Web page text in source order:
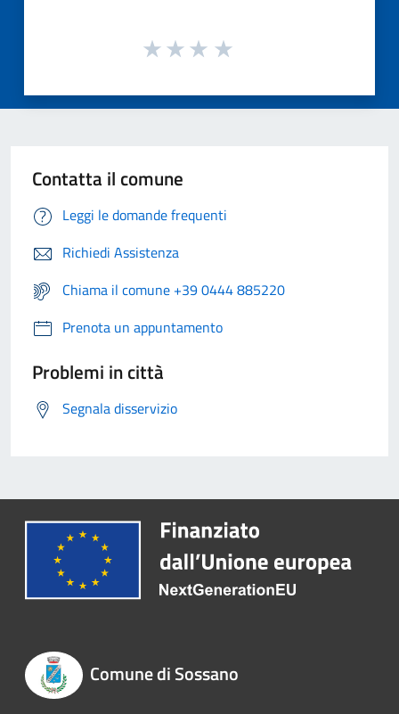
Contatta il comune
Leggi le domande frequenti
Richiedi Assistenza
Chiama il comune +39 0444 885220
Prenota un appuntamento
Problemi in città
Segnala disservizio
Comune di Sossano